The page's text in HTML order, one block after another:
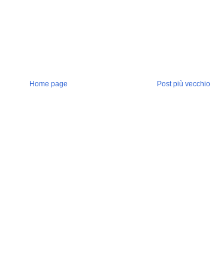
Post più vecchio
Home page